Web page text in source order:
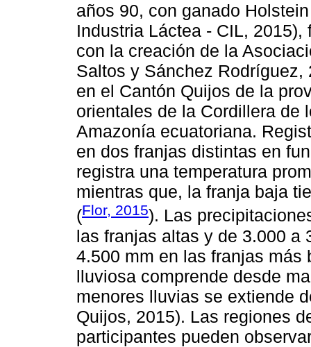
años 90, con ganado
Industria Láctea - CIL,
con la creación de la
Saltos y Sánchez
en el Cantón Quijos de la
orientales de la Cordillera de
Amazonía ecuatoriana.
en dos franjas distintas en
registra una temperatura
mientras que, la franja baja
(Flor, 2015). Las
las franjas altas y de 3.000 a
4.500 mm en las franjas más
lluviosa comprende desde
menores lluvias se extiende
Quijos, 2015). Las regiones
participantes pueden